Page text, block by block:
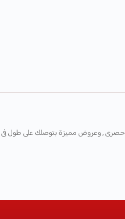
حصرى , وعروض مميزة بتوصلك على طول